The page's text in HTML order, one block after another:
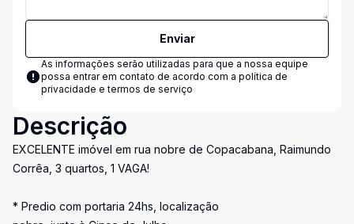
Enviar
As informações serão utilizadas para que a nossa equipe
possa entrar em contato de acordo com a política de
privacidade e termos de serviço
Descrição
EXCELENTE imóvel em rua nobre de Copacabana, Raimundo
Corrêa, 3 quartos, 1 VAGA!
* Predio com portaria 24hs, localização